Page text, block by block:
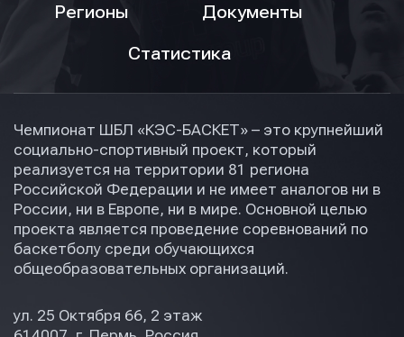
Регионы
Документы
Статистика
Чемпионат ШБЛ «КЭС-БАСКЕТ» – это крупнейший
социально-спортивный проект, который
реализуется на территории 81 региона
Российской Федерации и не имеет аналогов ни в
России, ни в Европе, ни в мире. Основной целью
проекта является проведение соревнований по
баскетболу среди обучающихся
общеобразовательных организаций.
ул. 25 Октября 66, 2 этаж